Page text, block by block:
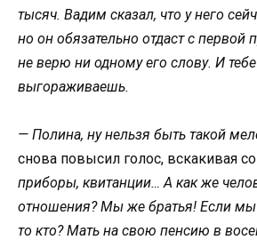
тысяч. Вадим сказал, что у него
но он обязательно отдаст с
не верю ни одному его слову. И
выгораживаешь.
— Полина, ну нельзя быть такой
снова повысил голос, вскакивая со
приборы, квитанции… А как же
отношения? Мы же братья! Если
то кто? Мать на свою пенсию в